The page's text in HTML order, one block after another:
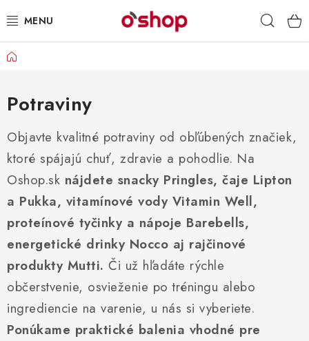
na
OSOBNÁ STAROSTLIVOSŤ
POTRAVINY
HRAČKY 🧸
DROGÉRIA
ZACHRÁŇTE PRODUKTY
Doprava a platby
Podmienky ochrany osobných údajov
Servis a reklamácia
Vrátanie tovaru
Kontakty
Domov
Potraviny
Objavte kvalitné potraviny od obľúbených značiek,
ktoré spájajú chuť, zdravie a pohodlie. Na
Oshop.sk nájdete snacky Pringles, čaje Lipton
a Pukka, vitamínové vody Vitamin Well,
proteínové tyčinky a nápoje Barebells,
energetické drinky Nocco aj rajčinové
produkty Mutti. Či už hľadáte rýchle
občerstvenie, osvieženie po tréningu alebo
ingrediencie na varenie, u nás si vyberiete.
Ponúkame praktické balenia vhodné pre